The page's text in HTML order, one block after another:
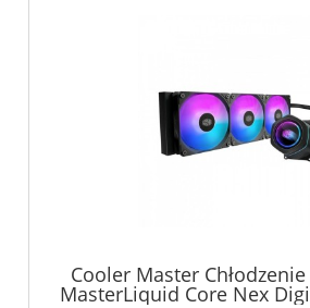
Cooler Master
MasterLiquid Core Nex